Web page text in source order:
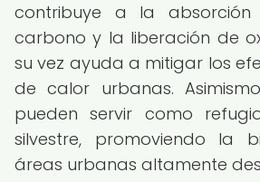
contribuye a la
carbono y la liberación de
su vez ayuda a mitigar los
de calor urbanas.
pueden servir como
silvestre, promoviendo la
áreas urbanas altamente